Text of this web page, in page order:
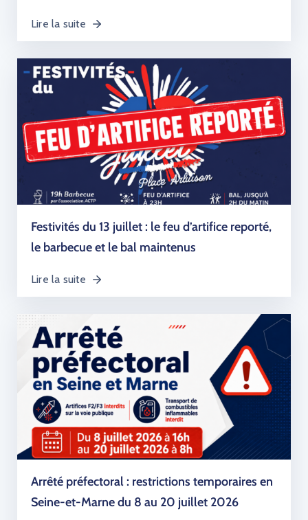
Lire la suite
Festivités du 13 juillet : le feu d’artifice reporté,
le barbecue et le bal maintenus
Lire la suite
Arrêté préfectoral : restrictions temporaires en
Seine-et-Marne du 8 au 20 juillet 2026